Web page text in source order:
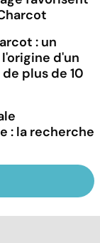
: un
d'un
plus de 10
: la recherche